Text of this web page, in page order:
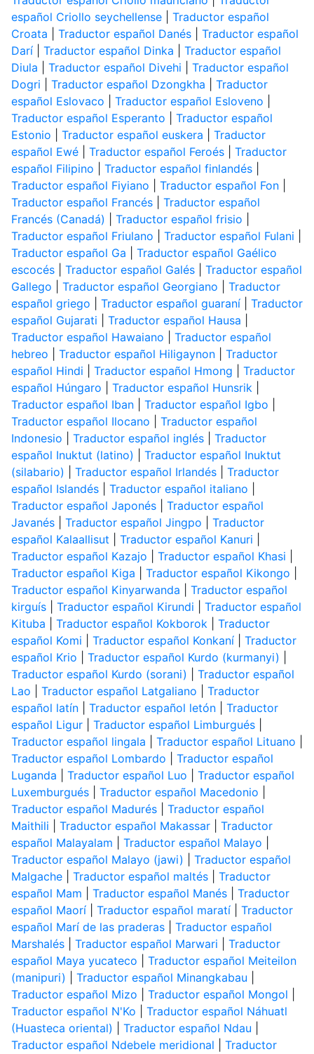
español Criollo seychellense| Traductor español
Croata
Traductor español Danés| Traductor español
Darí| Traductor español Dinka
Traductor español
Diula
Traductor español Divehi
Traductor español
Dogri
Traductor español Dzongkha
Traductor
español Eslovaco
Traductor español Esloveno
Traductor español Esperanto
Traductor español
Estonio
Traductor español euskera
Traductor
español Ewé| Traductor español Feroés| Traductor
español Filipino
Traductor español finlandés|
Traductor español Fiyiano
Traductor español Fon|
Traductor español Francés| Traductor español
Francés (Canadá)
Traductor español frisio
Traductor español Friulano
Traductor español Fulani
Traductor español Ga
Traductor español Gaélico
escocés| Traductor español Galés| Traductor español
Gallego
Traductor español Georgiano
Traductor
español griego
Traductor español guaraní| Traductor
español Gujarati
Traductor español Hausa
Traductor español Hawaiano
Traductor español
hebreo
Traductor español Hiligaynon| Traductor
español Hindi
Traductor español Hmong
Traductor
español Húngaro
Traductor español Hunsrik|
Traductor español Iban| Traductor español Igbo
Traductor español Ilocano
Traductor español
Indonesio
Traductor español inglés| Traductor
español Inuktut (latino)
Traductor español Inuktut
(silabario)
Traductor español Irlandés| Traductor
español Islandés| Traductor español italiano
Traductor español Japonés| Traductor español
Javanés| Traductor español Jingpo
Traductor
español Kalaallisut
Traductor español Kanuri
Traductor español Kazajo
Traductor español Khasi
Traductor español Kiga
Traductor español Kikongo
Traductor español Kinyarwanda
Traductor español
kirguís| Traductor español Kirundi
Traductor español
Kituba
Traductor español Kokborok| Traductor
español Komi
Traductor español Konkaní| Traductor
español Krio
Traductor español Kurdo (kurmanyi)
Traductor español Kurdo (sorani)
Traductor español
Lao
Traductor español Latgaliano
Traductor
español latín| Traductor español letón| Traductor
español Ligur| Traductor español Limburgués|
Traductor español lingala
Traductor español Lituano
Traductor español Lombardo
Traductor español
Luganda
Traductor español Luo
Traductor español
Luxemburgués| Traductor español Macedonio
Traductor español Madurés| Traductor español
Maithili
Traductor español Makassar| Traductor
español Malayalam
Traductor español Malayo
Traductor español Malayo (jawi)
Traductor español
Malgache| Traductor español maltés| Traductor
español Mam
Traductor español Manés| Traductor
español Maorí| Traductor español maratí| Traductor
español Marí de las praderas| Traductor español
Marshalés| Traductor español Marwari
Traductor
español Maya yucateco
Traductor español Meiteilon
(manipuri)
Traductor español Minangkabau
Traductor español Mizo
Traductor español Mongol
Traductor español N'Ko
Traductor español Náhuatl
(Huasteca oriental)
Traductor español Ndau
Traductor español Ndebele meridional
Traductor